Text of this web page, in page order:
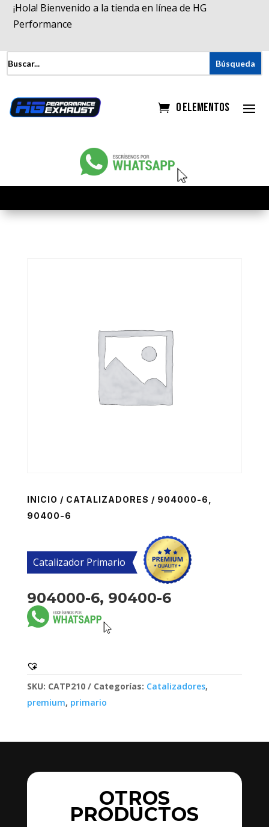
¡Hola! Bienvenido a la tienda en línea de HG
Performance
0 elementos
INICIO / CATALIZADORES / 904000-6,
90400-6
Catalizador Primario
904000-6, 90400-6
SKU: CATP210 Categorías: Catalizadores,
premium, primario
OTROS
PRODUCTOS